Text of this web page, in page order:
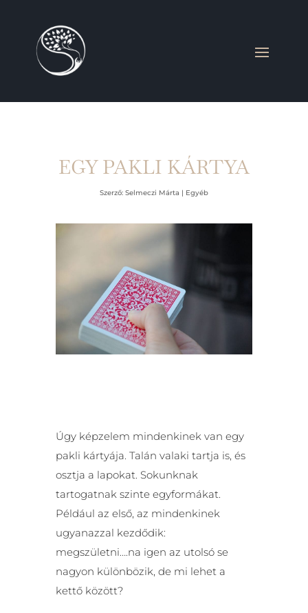
EGY PAKLI KÁRTYA
Szerző: Selmeczi Márta | Egyéb
Úgy képzelem mindenkinek van egy
pakli kártyája. Talán valaki tartja is, és
osztja a lapokat. Sokunknak
tartogatnak szinte egyformákat.
Például az első, az mindenkinek
ugyanazzal kezdődik:
megszületni….na igen az utolsó se
nagyon különbözik, de mi lehet a
kettő között?